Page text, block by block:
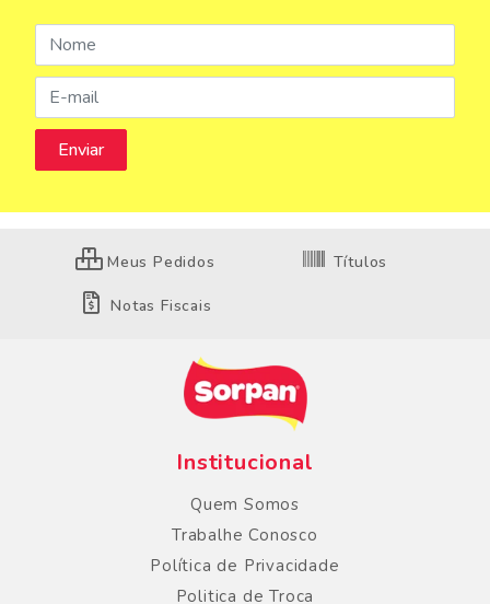
Meus Pedidos Títulos
Notas Fiscais
Institucional
Quem Somos
Trabalhe Conosco
Política de Privacidade
Politica de Troca